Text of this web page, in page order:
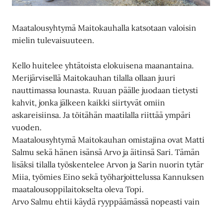
Maatalousyhtymä Maitokauhalla katsotaan valoisin
mielin tulevaisuuteen.
Kello huitelee yhtätoista elokuisena maanantaina.
Merijärvisellä Maitokauhan tilalla ollaan juuri
nauttimassa lounasta. Ruuan päälle juodaan tietysti
kahvit, jonka jälkeen kaikki siirtyvät omiin
askareisiinsa. Ja töitähän maatilalla riittää ympäri
vuoden.
Maatalousyhtymä Maitokauhan omistajina ovat Matti
Salmu sekä hänen isänsä Arvo ja äitinsä Sari. Tämän
lisäksi tilalla työskentelee Arvon ja Sarin nuorin tytär
Miia, työmies Eino sekä työharjoittelussa Kannuksen
maatalousoppilaitokselta oleva Topi.
Arvo Salmu ehtii käydä ryyppäämässä nopeasti vain